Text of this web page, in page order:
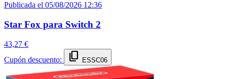
Publicada el 05/08/2026 12:36
Star Fox para Switch 2
43,27 €
Cupón descuento:
content_copy ESSC06